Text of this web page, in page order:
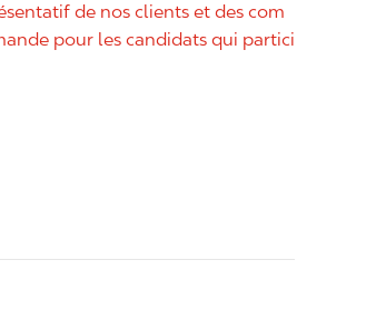
de nos clients et des com
pour les candidats qui partici